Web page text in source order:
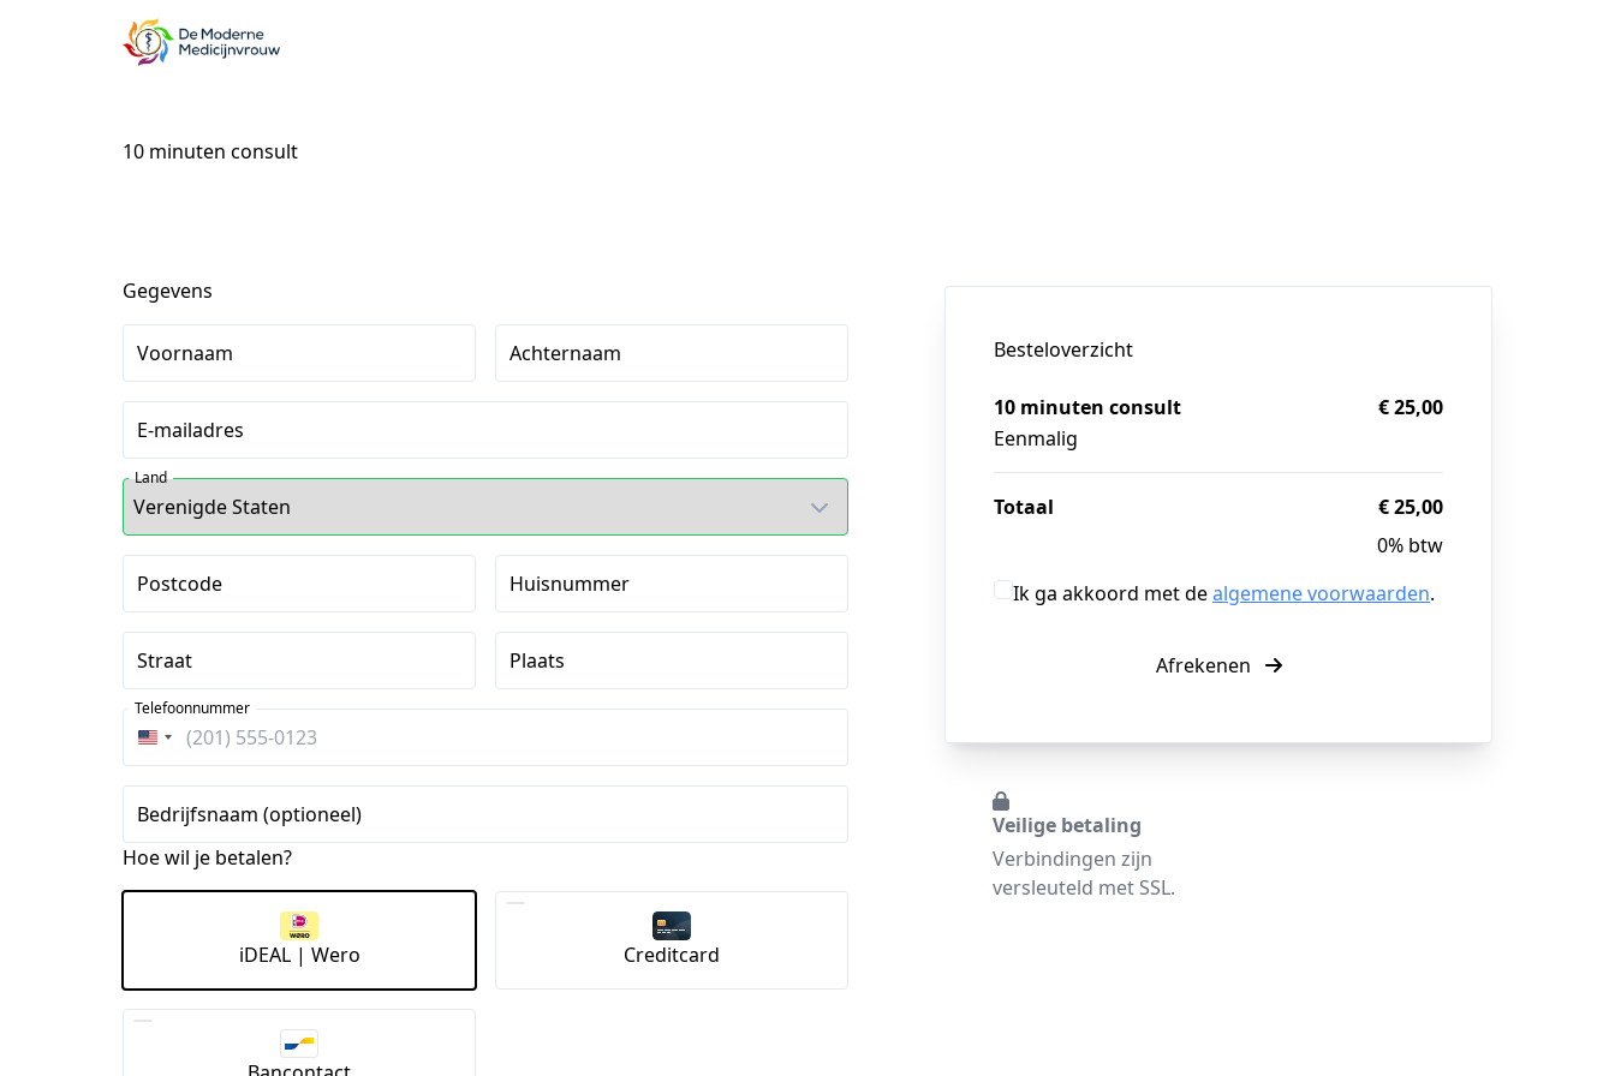
10 minuten consult
Gegevens
Voornaam Achternaam
E-mailadres
Land
Postcode Huisnummer
Straat Plaats
Verenigde
Staten
+1
Telefoonnummer
Bedrijfsnaam (optioneel)
Hoe wil je betalen?
iDEAL | Wero Creditcard
Besteloverzicht
10 minuten consult
Eenmalig
€ 25,00
Totaal
€ 25,00
0% btw
Ik ga akkoord met dealgemene voorwaarden.
Afrekenen
Veilige betaling
Verbindingen zijn
versleuteld met SSL.